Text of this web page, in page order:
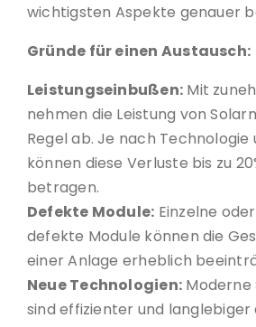
wichtigsten Aspekte genauer
Gründe für einen Austausch:
Leistungseinbußen: Mit
nehmen die Leistung von
Regel ab. Je nach Technologie
können diese Verluste bis zu
betragen.
Defekte Module: Einzelne
defekte Module können die
einer Anlage erheblich
Neue Technologien: Moderne
sind effizienter und langlebiger